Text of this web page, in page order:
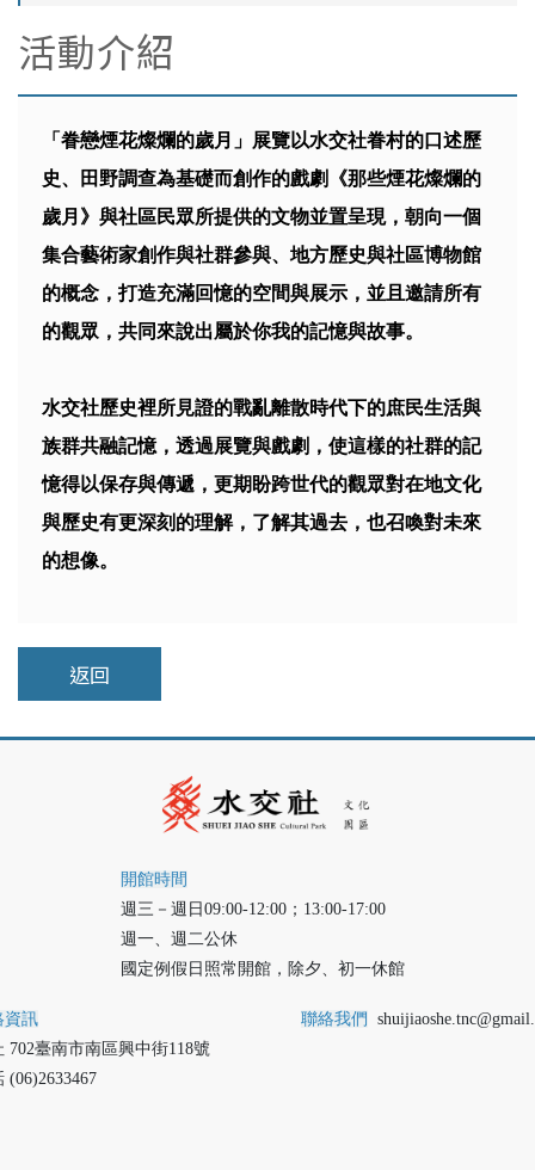
活動介紹
「眷戀煙花燦爛的歲月」展覽以水交社眷村的口述歷
史、田野調查為基礎而創作的戲劇《那些煙花燦爛的
歲月》與社區民眾所提供的文物並置呈現，朝向一個
集合藝術家創作與社群參與、地方歷史與社區博物館
的概念，打造充滿回憶的空間與展示，並且邀請所有
的觀眾，共同來說出屬於你我的記憶與故事。
水交社歷史裡所見證的戰亂離散時代下的庶民生活與
族群共融記憶，透過展覽與戲劇，使這樣的社群的記
憶得以保存與傳遞，更期盼跨世代的觀眾對在地文化
與歷史有更深刻的理解，了解其過去，也召喚對未來
的想像。
返回
開館時間
週三－週日09:00-12:00；13:00-17:00
週一、週二公休
國定例假日照常開館，除夕、初一休館
資訊 聯絡我們
702臺南市南區興中街118號
(06)2633467